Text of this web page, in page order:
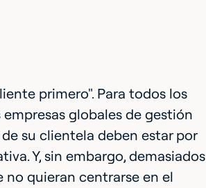
primero". Para todos los
globales de gestión
su clientela deben estar por
Y, sin embargo, demasiados
no quieran centrarse en el